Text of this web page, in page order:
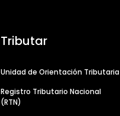
Tributar
Unidad de Orientación Tributaria
Registro Tributario Nacional
(RTN)